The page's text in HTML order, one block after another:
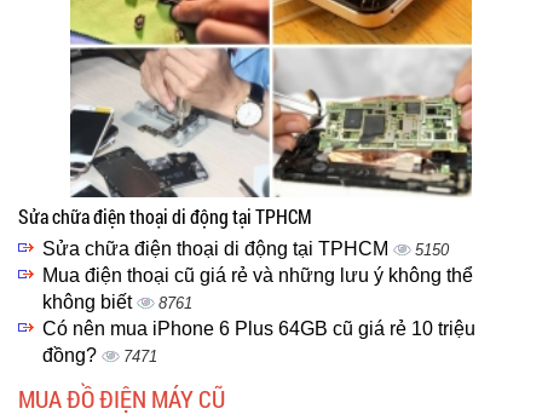
Sửa chữa điện thoại di động tại TPHCM
Sửa chữa điện thoại di động tại TPHCM 5150
Mua điện thoại cũ giá rẻ và những lưu ý không thể
không biết
8761
Có nên mua iPhone 6 Plus 64GB cũ giá rẻ 10 triệu
đồng?
7471
MUA ĐỒ ĐIỆN MÁY CŨ